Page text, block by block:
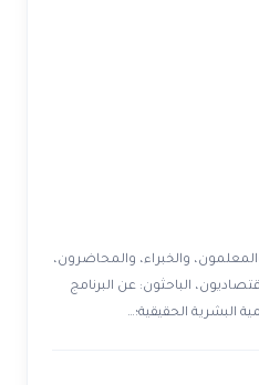
والخبراء، والمحاضرون،
الباحثون: عن البرنامج
البشرية الحقيقية؛…